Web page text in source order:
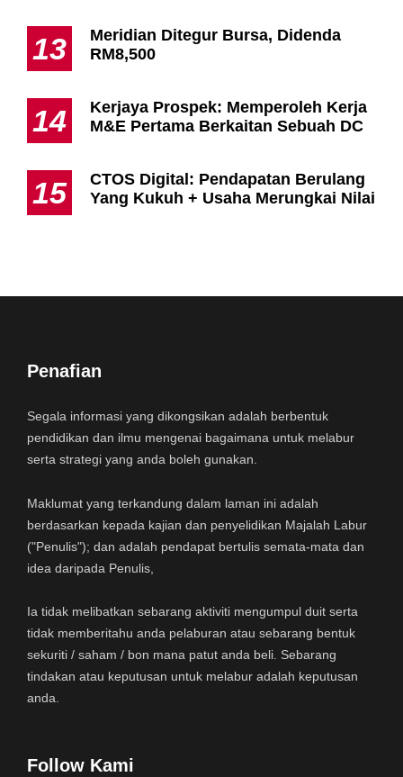
13
Meridian Ditegur Bursa, Didenda
RM8,500
14
Kerjaya Prospek: Memperoleh Kerja
M&E Pertama Berkaitan Sebuah DC
15
CTOS Digital: Pendapatan Berulang
Yang Kukuh + Usaha Merungkai Nilai
Penafian
Segala informasi yang dikongsikan adalah berbentuk
pendidikan dan ilmu mengenai bagaimana untuk melabur
serta strategi yang anda boleh gunakan.
Maklumat yang terkandung dalam laman ini adalah
berdasarkan kepada kajian dan penyelidikan Majalah Labur
("Penulis"); dan adalah pendapat bertulis semata-mata dan
idea daripada Penulis,
Ia tidak melibatkan sebarang aktiviti mengumpul duit serta
tidak memberitahu anda pelaburan atau sebarang bentuk
sekuriti / saham / bon mana patut anda beli. Sebarang
tindakan atau keputusan untuk melabur adalah keputusan
anda.
Follow Kami